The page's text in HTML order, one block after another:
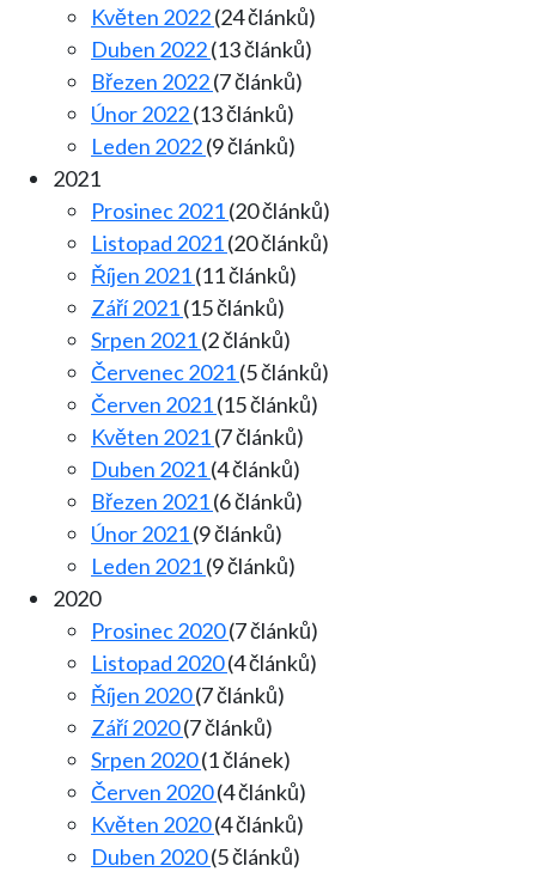
Květen 2022(24 článků)
Duben 2022(13 článků)
Březen 2022(7 článků)
Únor 2022(13 článků)
Leden 2022(9 článků)
2021
Prosinec 2021(20 článků)
Listopad 2021(20 článků)
Říjen 2021(11 článků)
Září 2021(15 článků)
Srpen 2021(2 článků)
Červenec 2021(5 článků)
Červen 2021(15 článků)
Květen 2021(7 článků)
Duben 2021(4 článků)
Březen 2021(6 článků)
Únor 2021(9 článků)
Leden 2021(9 článků)
2020
Prosinec 2020(7 článků)
Listopad 2020(4 článků)
Říjen 2020(7 článků)
Září 2020(7 článků)
Srpen 2020(1 článek)
Červen 2020(4 článků)
Květen 2020(4 článků)
Duben 2020(5 článků)